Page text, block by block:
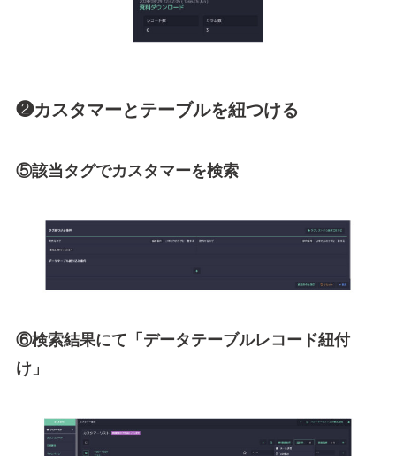
❷カスタマーとテーブルを紐つける
⑤該当タグでカスタマーを検索
⑥検索結果にて「データテーブルレコード紐付
け」